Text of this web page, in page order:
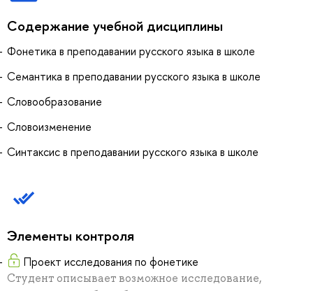
Содержание учебной дисциплины
Фонетика в преподавании русского языка в школе
Семантика в преподавании русского языка в школе
Словообразование
Словоизменение
Синтаксис в преподавании русского языка в школе
Элементы контроля
Проект исследования по фонетике
Студент описывает возможное исследование,